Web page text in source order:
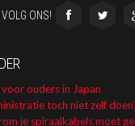
ONS!
ouders in Japan
toch niet zelf
je spiraalkabels moet